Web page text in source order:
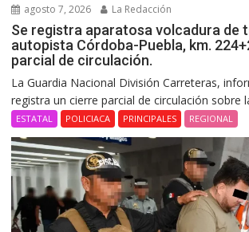
agosto 7, 2026 La Redacción
Se registra aparatosa volcadura de
autopista Córdoba-Puebla, km.
parcial de circulación.
La Guardia Nacional División Carreteras,
registra un cierre parcial de circulación sobre
ESTATAL POLICIACA PRINCIPALES REGIONAL